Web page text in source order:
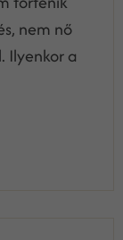
nem nő
Ilyenkor a